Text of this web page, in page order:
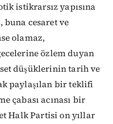
istikrarsız yapısına
buna cesaret ve
olamaz,
özlem duyan
düşüklerinin tarih ve
paylaşılan bir teklifi
çabası acınası bir
Halk Partisi on yıllar